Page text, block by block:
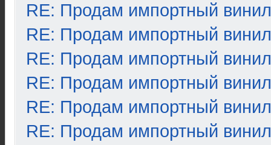
RE: Продам импортный винил
RE: Продам импортный винил
RE: Продам импортный винил
RE: Продам импортный винил
RE: Продам импортный винил
RE: Продам импортный винил